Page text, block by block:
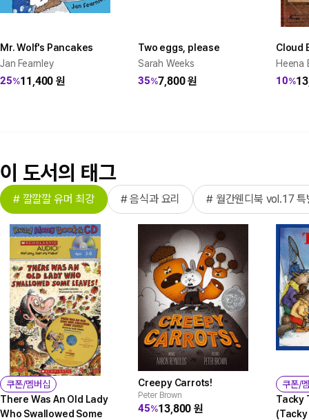
Mr. Wolf's Pancakes
Jan Fearnley
25%11,400원
Two eggs, please
Sarah Weeks
35%7,800원
Cloud
Heena
10%
이 도서의 태그
# 깔깔깔 유머 최강 # 음식과 요리 # 월간웬디북 vol.17 특
쿠폰/멤버십
There Was An Old Lady
Who Swallowed Some
Creepy Carrots!
Peter Brown
45%13,800원
쿠폰/
Tacky